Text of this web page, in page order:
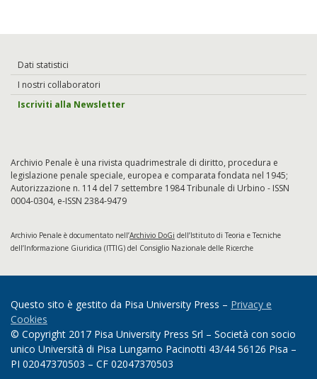
Dati statistici
I nostri collaboratori
Iscriviti alla Newsletter
Archivio Penale è una rivista quadrimestrale di diritto, procedura e
legislazione penale speciale, europea e comparata fondata nel 1945;
Autorizzazione n. 114 del 7 settembre 1984 Tribunale di Urbino - ISSN
0004-0304, e-ISSN 2384-9479
Archivio Penale è documentato nell’Archivio DoGi dell’Istituto di Teoria e Tecniche
dell’Informazione Giuridica (ITTIG) del Consiglio Nazionale delle Ricerche
Questo sito è gestito da Pisa University Press – Privacy e
Cookies
© Copyright 2017 Pisa University Press Srl – Società con socio
unico Università di Pisa Lungarno Pacinotti 43/44 56126 Pisa –
PI 02047370503 – CF 02047370503